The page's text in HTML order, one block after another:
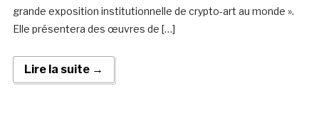
grande exposition institutionnelle de crypto-art au monde ».
Elle présentera des œuvres de […]
Lire la suite →